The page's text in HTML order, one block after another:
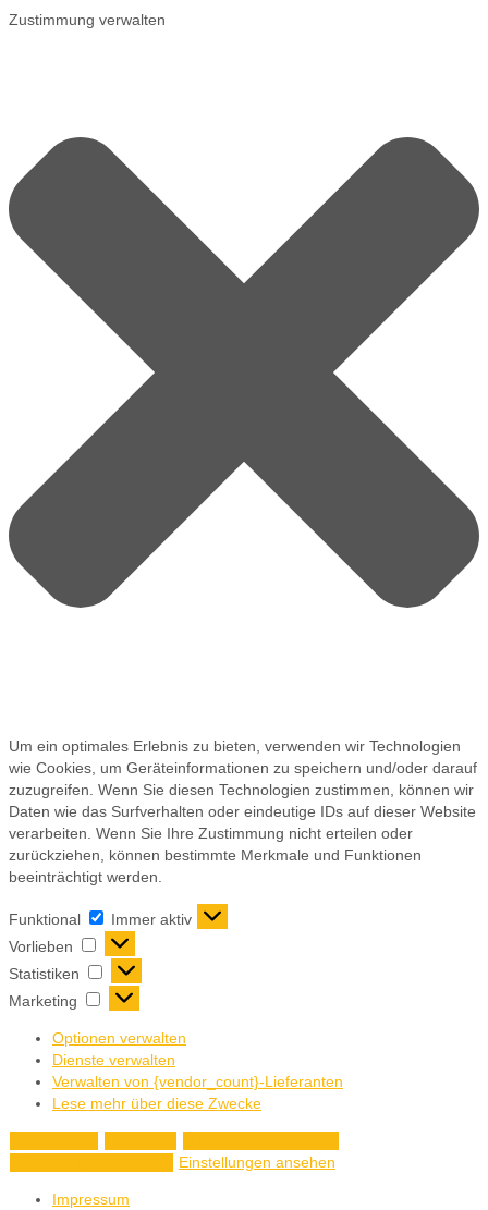
Zustimmung verwalten
Um ein optimales Erlebnis zu bieten, verwenden wir Technologien
wie Cookies, um Geräteinformationen zu speichern und/oder darauf
zuzugreifen. Wenn Sie diesen Technologien zustimmen, können wir
Daten wie das Surfverhalten oder eindeutige IDs auf dieser Website
verarbeiten. Wenn Sie Ihre Zustimmung nicht erteilen oder
zurückziehen, können bestimmte Merkmale und Funktionen
beeinträchtigt werden.
Funktional
Immer aktiv
Vorlieben
Statistiken
Marketing
Optionen verwalten
Dienste verwalten
Verwalten von {vendor_count}-Lieferanten
Lese mehr über diese Zwecke
Einstellungen ansehen
Impressum